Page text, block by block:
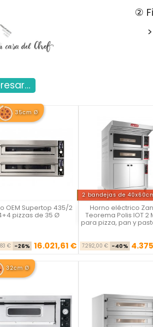
②
35cm Ø
OEM Supertop 435/2
pizzas de 35 Ø
Precio base
€ -26% Precio
16.021,61 €

rápida
2 bandejas de
Horno eléctrico
Teorema Polis IOT 2
para pizza, pan y
Precio
7.292,00 € -40%
Vista rápida
32cm Ø